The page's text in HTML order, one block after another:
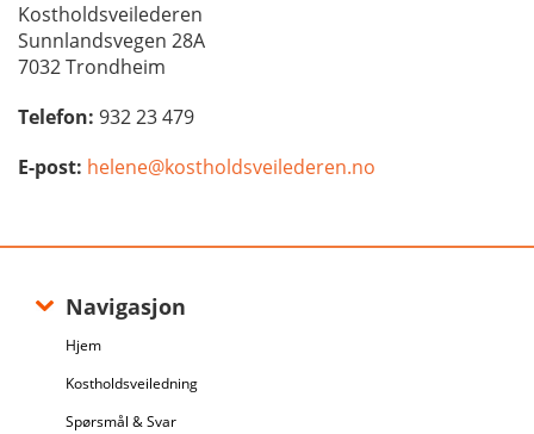
Kostholdsveilederen
Sunnlandsvegen 28A
7032 Trondheim
Telefon: 932 23 479
E-post: helene@kostholdsveilederen.no
Navigasjon
Hjem
Kostholdsveiledning
Spørsmål & Svar